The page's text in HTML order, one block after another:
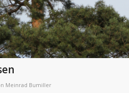
Meinrad Bumiller